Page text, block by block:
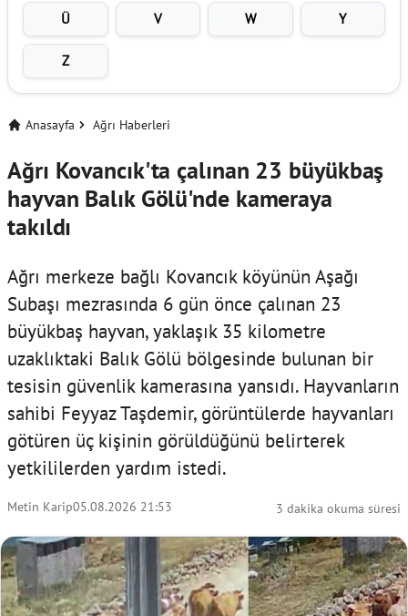
Ü V W Y
Z
Anasayfa Ağrı Haberleri
Ağrı Kovancık'ta çalınan 23 büyükbaş
hayvan Balık Gölü'nde kameraya
takıldı
Ağrı merkeze bağlı Kovancık köyünün Aşağı
Subaşı mezrasında 6 gün önce çalınan 23
büyükbaş hayvan, yaklaşık 35 kilometre
uzaklıktaki Balık Gölü bölgesinde bulunan bir
tesisin güvenlik kamerasına yansıdı. Hayvanların
sahibi Feyyaz Taşdemir, görüntülerde hayvanları
götüren üç kişinin görüldüğünü belirterek
yetkililerden yardım istedi.
Metin Karip05.08.2026 21:53 3 dakika okuma süresi